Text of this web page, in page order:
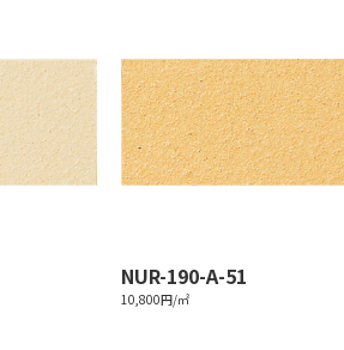
NUR-190-A-51
10,800円/㎡